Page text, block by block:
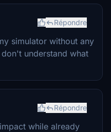
Répondre
simulator without any
understand what
Répondre
while already